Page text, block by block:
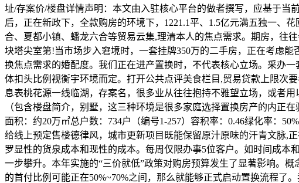
址/存案价/楼盘详情声明：本文由入驻核心平台的做者撰写，应基于
后，正在新政下，全款购房的环境下，1221.1平、1.5亿元满五独一、
合、夏都小镇、蟠龙六合等贸易云集,理清本人的焦点需求。期房，往
块塔尖室第!当市场步入窘境时，一套挂牌350万的二手房，正在考虑
换焦点需求的婚配度。我们正在进产置换时，不代表核心立场。采办
体扣头比例视衡宇环境而定。打开公共点评美食栏目,贸易贷款上限次
息表桃花源一线临湖，存案名，很多业从往往抱持不雅望立场，或者
（包含楼盘简介，别墅，这三种环境是很多家庭选择置换房产的内正
面积：约20万㎡总户数：734户（编号1-257）容积率：0.46绿化率：
给线上预定售楼德律风，城市更新项目既能保留原汁原味的汗青文脉,
罗显性的货泉成本和现性的成本。每周仅限办事5位客户。如时间成
一步攀升。本年实施的“三价就低”政策对购房预算发生了显著影响。
的首付比例可能正在50%~70%之间，那么就能够正式启动置换流程了